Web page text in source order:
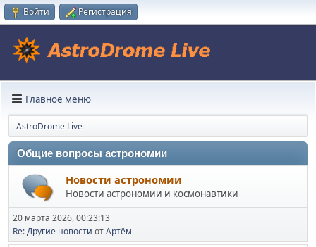
Войти Регистрация
Главное меню
AstroDrome Live
Общие вопросы астрономии
Новости астрономии
Новости астрономии и космонавтики
20 марта 2026, 00:23:13
Re: Другие новости отАртём